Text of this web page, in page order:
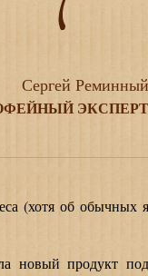
Сергей Реминный
ЭКСПЕРТ
(хотя об обычных я
новый продукт